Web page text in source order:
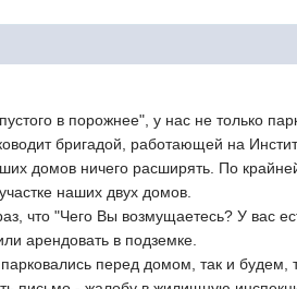
в порожнее", у нас не только
бригадой, работающей на
домов ничего расширять. По
наших двух домов.
что "Чего Вы возмущаетесь? У вас
арендовать в подземке.
перед домом, так и будем,